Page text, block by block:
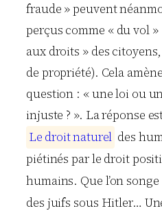
fraude » peuvent
perçus comme « du vol
aux droits » des
de propriété). Cela
question : « une loi ou
injuste ? ». La réponse
Le droitnaturel des
piétinés par le droit
humains. Que l’on
des juifs sous Hitler…